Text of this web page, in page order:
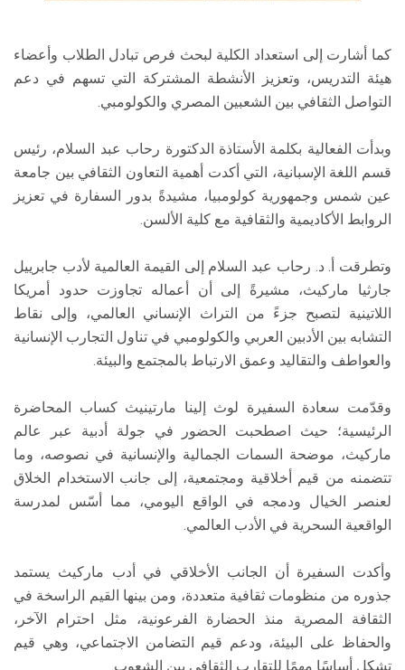
كما أشارت إلى استعداد الكلية لبحث فرص تبادل الطلاب وأعضاء
هيئة التدريس، وتعزيز الأنشطة المشتركة التي تسهم في دعم
التواصل الثقافي بين الشعبين المصري والكولومبي.
وبدأت الفعالية بكلمة الأستاذة الدكتورة رحاب عبد السلام، رئيس
قسم اللغة الإسبانية، التي أكدت أهمية التعاون الثقافي بين جامعة
عين شمس وجمهورية كولومبيا، مشيدةً بدور السفارة في تعزيز
الروابط الأكاديمية والثقافية مع كلية الألسن.
وتطرقت أ. د. رحاب عبد السلام إلى القيمة العالمية لأدب جابرييل
جارثيا ماركيث، مشيرةً إلى أن أعماله تجاوزت حدود أمريكا
اللاتينية لتصبح جزءً من التراث الإنساني العالمي، وإلى نقاط
التشابه بين الأدبين العربي والكولومبي في تناول التجارب الإنسانية
والعواطف والتقاليد وعمق الارتباط بالمجتمع والبيئة.
وقدّمت سعادة السفيرة لوث إلينا مارتينيث كساب المحاضرة
الرئيسية؛ حيث اصطحبت الحضور في جولة أدبية عبر عالم
ماركيث، موضحة السمات الجمالية والإنسانية في نصوصه، وما
تتضمنه من قيم أخلاقية ومجتمعية، إلى جانب الاستخدام الخلاق
لعنصر الخيال ودمجه في الواقع اليومي، مما أسّس لمدرسة
الواقعية السحرية في الأدب العالمي.
وأكدت السفيرة أن الجانب الأخلاقي في أدب ماركيث يستمد
جذوره من منظومات ثقافية متعددة، ومن بينها القيم الراسخة في
الثقافة المصرية منذ الحضارة الفرعونية، مثل احترام الآخر،
والحفاظ على البيئة، ودعم قيم التضامن الاجتماعي، وهي قيم
تشكل أساسًا مهمًا للتقارب الثقافي بين الشعوب.